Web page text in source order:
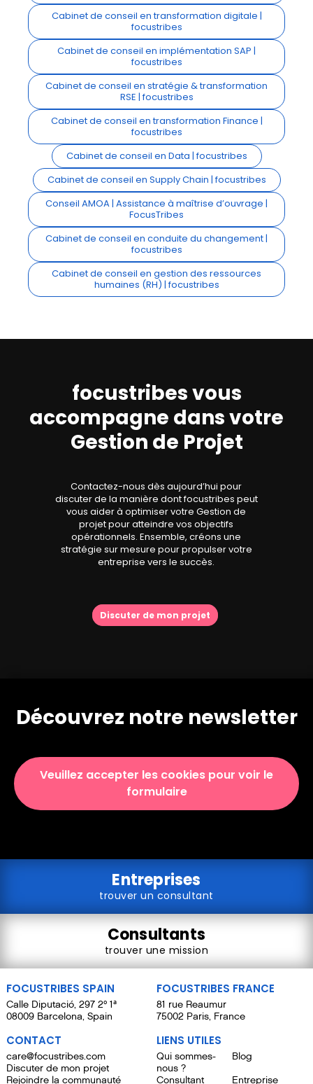
Cabinet de conseil en transformation digitale |
focustribes
Cabinet de conseil en implémentation SAP |
focustribes
Cabinet de conseil en stratégie & transformation
RSE | focustribes
Cabinet de conseil en transformation Finance |
focustribes
Cabinet de conseil en Data | focustribes
Cabinet de conseil en Supply Chain | focustribes
Conseil AMOA | Assistance à maîtrise d’ouvrage |
FocusTribes
Cabinet de conseil en conduite du changement |
focustribes
Cabinet de conseil en gestion des ressources
humaines (RH) | focustribes
focustribes vous
accompagne dans votre
Gestion de Projet
Contactez-nous dès aujourd’hui pour
discuter de la manière dont focustribes peut
vous aider à optimiser votre Gestion de
projet pour atteindre vos objectifs
opérationnels. Ensemble, créons une
stratégie sur mesure pour propulser votre
entreprise vers le succès.
Discuter de mon projet
Découvrez notre newsletter
Veuillez accepter les cookies pour voir le
formulaire
Entreprises
trouver un consultant
Consultants
trouver une mission
FOCUSTRIBES SPAIN
Calle Diputació, 297 2º 1ª
08009 Barcelona, Spain
FOCUSTRIBES FRANCE
81 rue Reaumur
75002 Paris, France
CONTACT
care@focustribes.com
Discuter de mon projet
Rejoindre la communauté
LIENS UTILES
Qui sommes-
nous ?
Blog
Consultant
Entreprise